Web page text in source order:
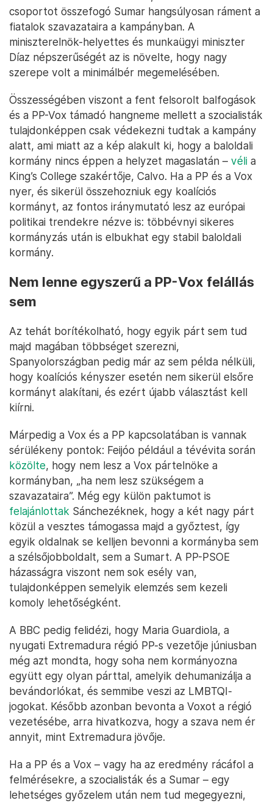
csoportot összefogó Sumar hangsúlyosan ráment a
fiatalok szavazataira a kampányban. A
miniszterelnök-helyettes és munkaügyi miniszter
Díaz népszerűségét az is növelte, hogy nagy
szerepe volt a minimálbér megemelésében.
Összességében viszont a fent felsorolt balfogások
és a PP-Vox támadó hangneme mellett a szocialisták
tulajdonképpen csak védekezni tudtak a kampány
alatt, ami miatt az a kép alakult ki, hogy a baloldali
kormány nincs éppen a helyzet magaslatán – véli a
King’s College szakértője, Calvo. Ha a PP és a Vox
nyer, és sikerül összehozniuk egy koalíciós
kormányt, az fontos iránymutató lesz az európai
politikai trendekre nézve is: többévnyi sikeres
kormányzás után is elbukhat egy stabil baloldali
kormány.
Nem lenne egyszerű a PP-Vox felállás
sem
Az tehát borítékolható, hogy egyik párt sem tud
majd magában többséget szerezni,
Spanyolországban pedig már az sem példa nélküli,
hogy koalíciós kényszer esetén nem sikerül elsőre
kormányt alakítani, és ezért újabb választást kell
kiírni.
Márpedig a Vox és a PP kapcsolatában is vannak
sérülékeny pontok: Feijóo például a tévévita során
közölte, hogy nem lesz a Vox pártelnöke a
kormányban, „ha nem lesz szükségem a
szavazataira”. Még egy külön paktumot is
felajánlottak Sánchezéknek, hogy a két nagy párt
közül a vesztes támogassa majd a győztest, így
egyik oldalnak se kelljen bevonni a kormányba sem
a szélsőjobboldalt, sem a Sumart. A PP-PSOE
házasságra viszont nem sok esély van,
tulajdonképpen semelyik elemzés sem kezeli
komoly lehetőségként.
A BBC pedig felidézi, hogy Maria Guardiola, a
nyugati Extremadura régió PP-s vezetője júniusban
még azt mondta, hogy soha nem kormányozna
együtt egy olyan párttal, amelyik dehumanizálja a
bevándorlókat, és semmibe veszi az LMBTQI-
jogokat. Később azonban bevonta a Voxot a régió
vezetésébe, arra hivatkozva, hogy a szava nem ér
annyit, mint Extremadura jövője.
Ha a PP és a Vox – vagy ha az eredmény rácáfol a
felmérésekre, a szocialisták és a Sumar – egy
lehetséges győzelem után nem tud megegyezni,